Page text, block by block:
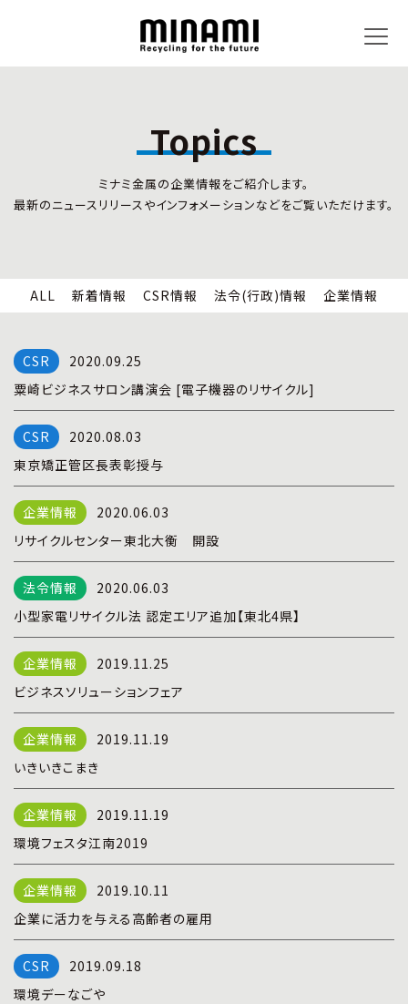
CSR情報
企業情報
全国事業所紹介
事業内容
リサイクルサービス
小型家電リサイクル法
全国の回収対応
Topics
ミナミ金属の企業情報をご紹介します。
最新のニュースリリースやインフォメーションなどをご覧いただけます。
ALL 新着情報 CSR情報 法令(行政)情報 企業情報
2020.09.25
粟崎ビジネスサロン講演会 [電子機器のリサイクル]
2020.08.03
東京矯正管区長表彰授与
2020.06.03
リサイクルセンター東北大衡 開設
2020.06.03
小型家電リサイクル法 認定エリア追加【東北4県】
2019.11.25
ビジネスソリューションフェア
2019.11.19
いきいきこまき
2019.11.19
環境フェスタ江南2019
2019.10.11
企業に活力を与える高齢者の雇用
2019.09.18
環境デーなごや